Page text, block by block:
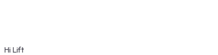
Hi Lift